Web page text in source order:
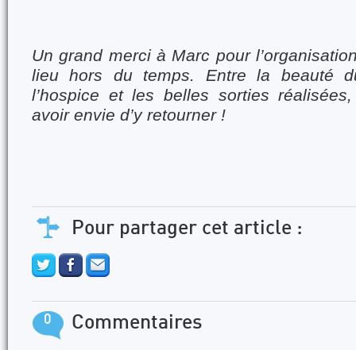
Un grand merci à Marc pour
lieu hors du temps. Entre la beauté
l’hospice et les belles sorties
avoir envie d’y retourner !
Pour partager cet article :
0 Commentaires